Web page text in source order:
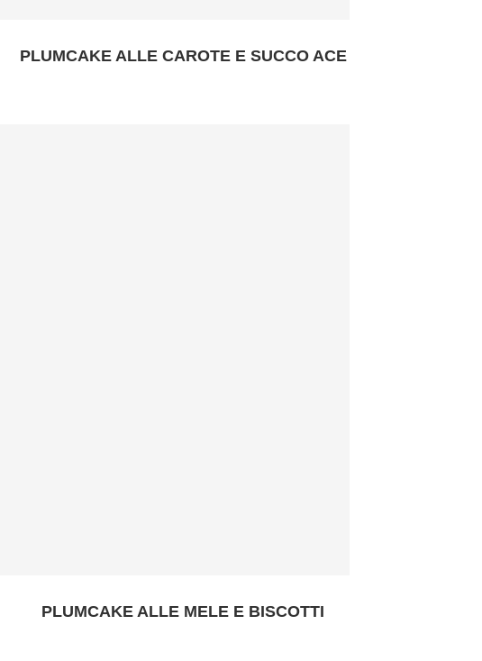
PLUMCAKE ALLE CAROTE E SUCCO ACE
PLUMCAKE ALLE MELE E BISCOTTI